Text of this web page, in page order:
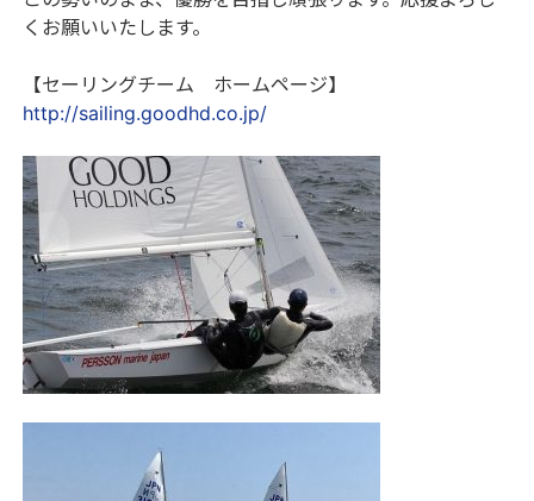
くお願いいたします。
【セーリングチーム ホームページ】
http://sailing.goodhd.co.jp/